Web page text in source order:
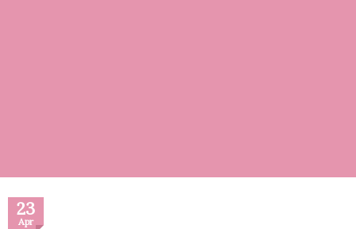
23
Apr